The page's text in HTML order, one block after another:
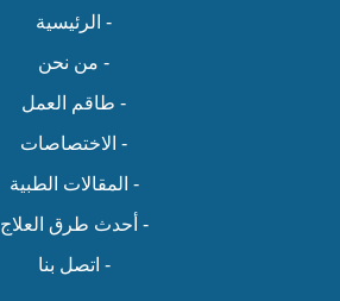
- الرئيسية
- من نحن
- طاقم العمل
- الاختصاصات
- المقالات الطبية
- أحدث طرق العلاج
- اتصل بنا